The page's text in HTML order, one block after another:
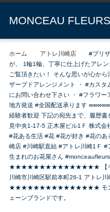
ホーム アトレ川崎店
#プリ
が、 1輪1輪、丁寧に仕上げたアレ
ご覧頂きたい！ そんな思いが心か
ザーブドアレンジメント ・ #カス
にお問い合わせ下さい ・ #フラワ
地方発送 #全国配送承ります
経験者歓迎 下記の宛先まで、履歴
見中央1-17-5 正木屋ビル1Ｆ 株式
#花ある生活 #花 #花が好き #花のあ
崎店 #川崎駅直結 #アトレ川崎1Ｆ #
生まれのお花屋さん
★★★★★★★★★★★★★★★ 【モンソ
川崎市川崎区駅前本町26-1 アトレ
★★★★★★★★★★★★★★★ モンソー
ェーンブランドです。